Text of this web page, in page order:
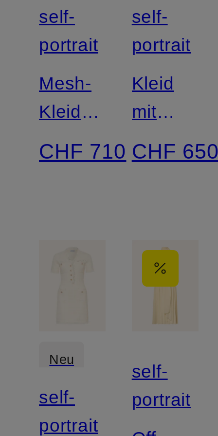
self-
portrait
Mesh-
Kleid
mit
Schmucksteinen
CHF 710
self-
portrait
Kleid
mit
im
CHF
Neu
self-
portrait
self-
portrait